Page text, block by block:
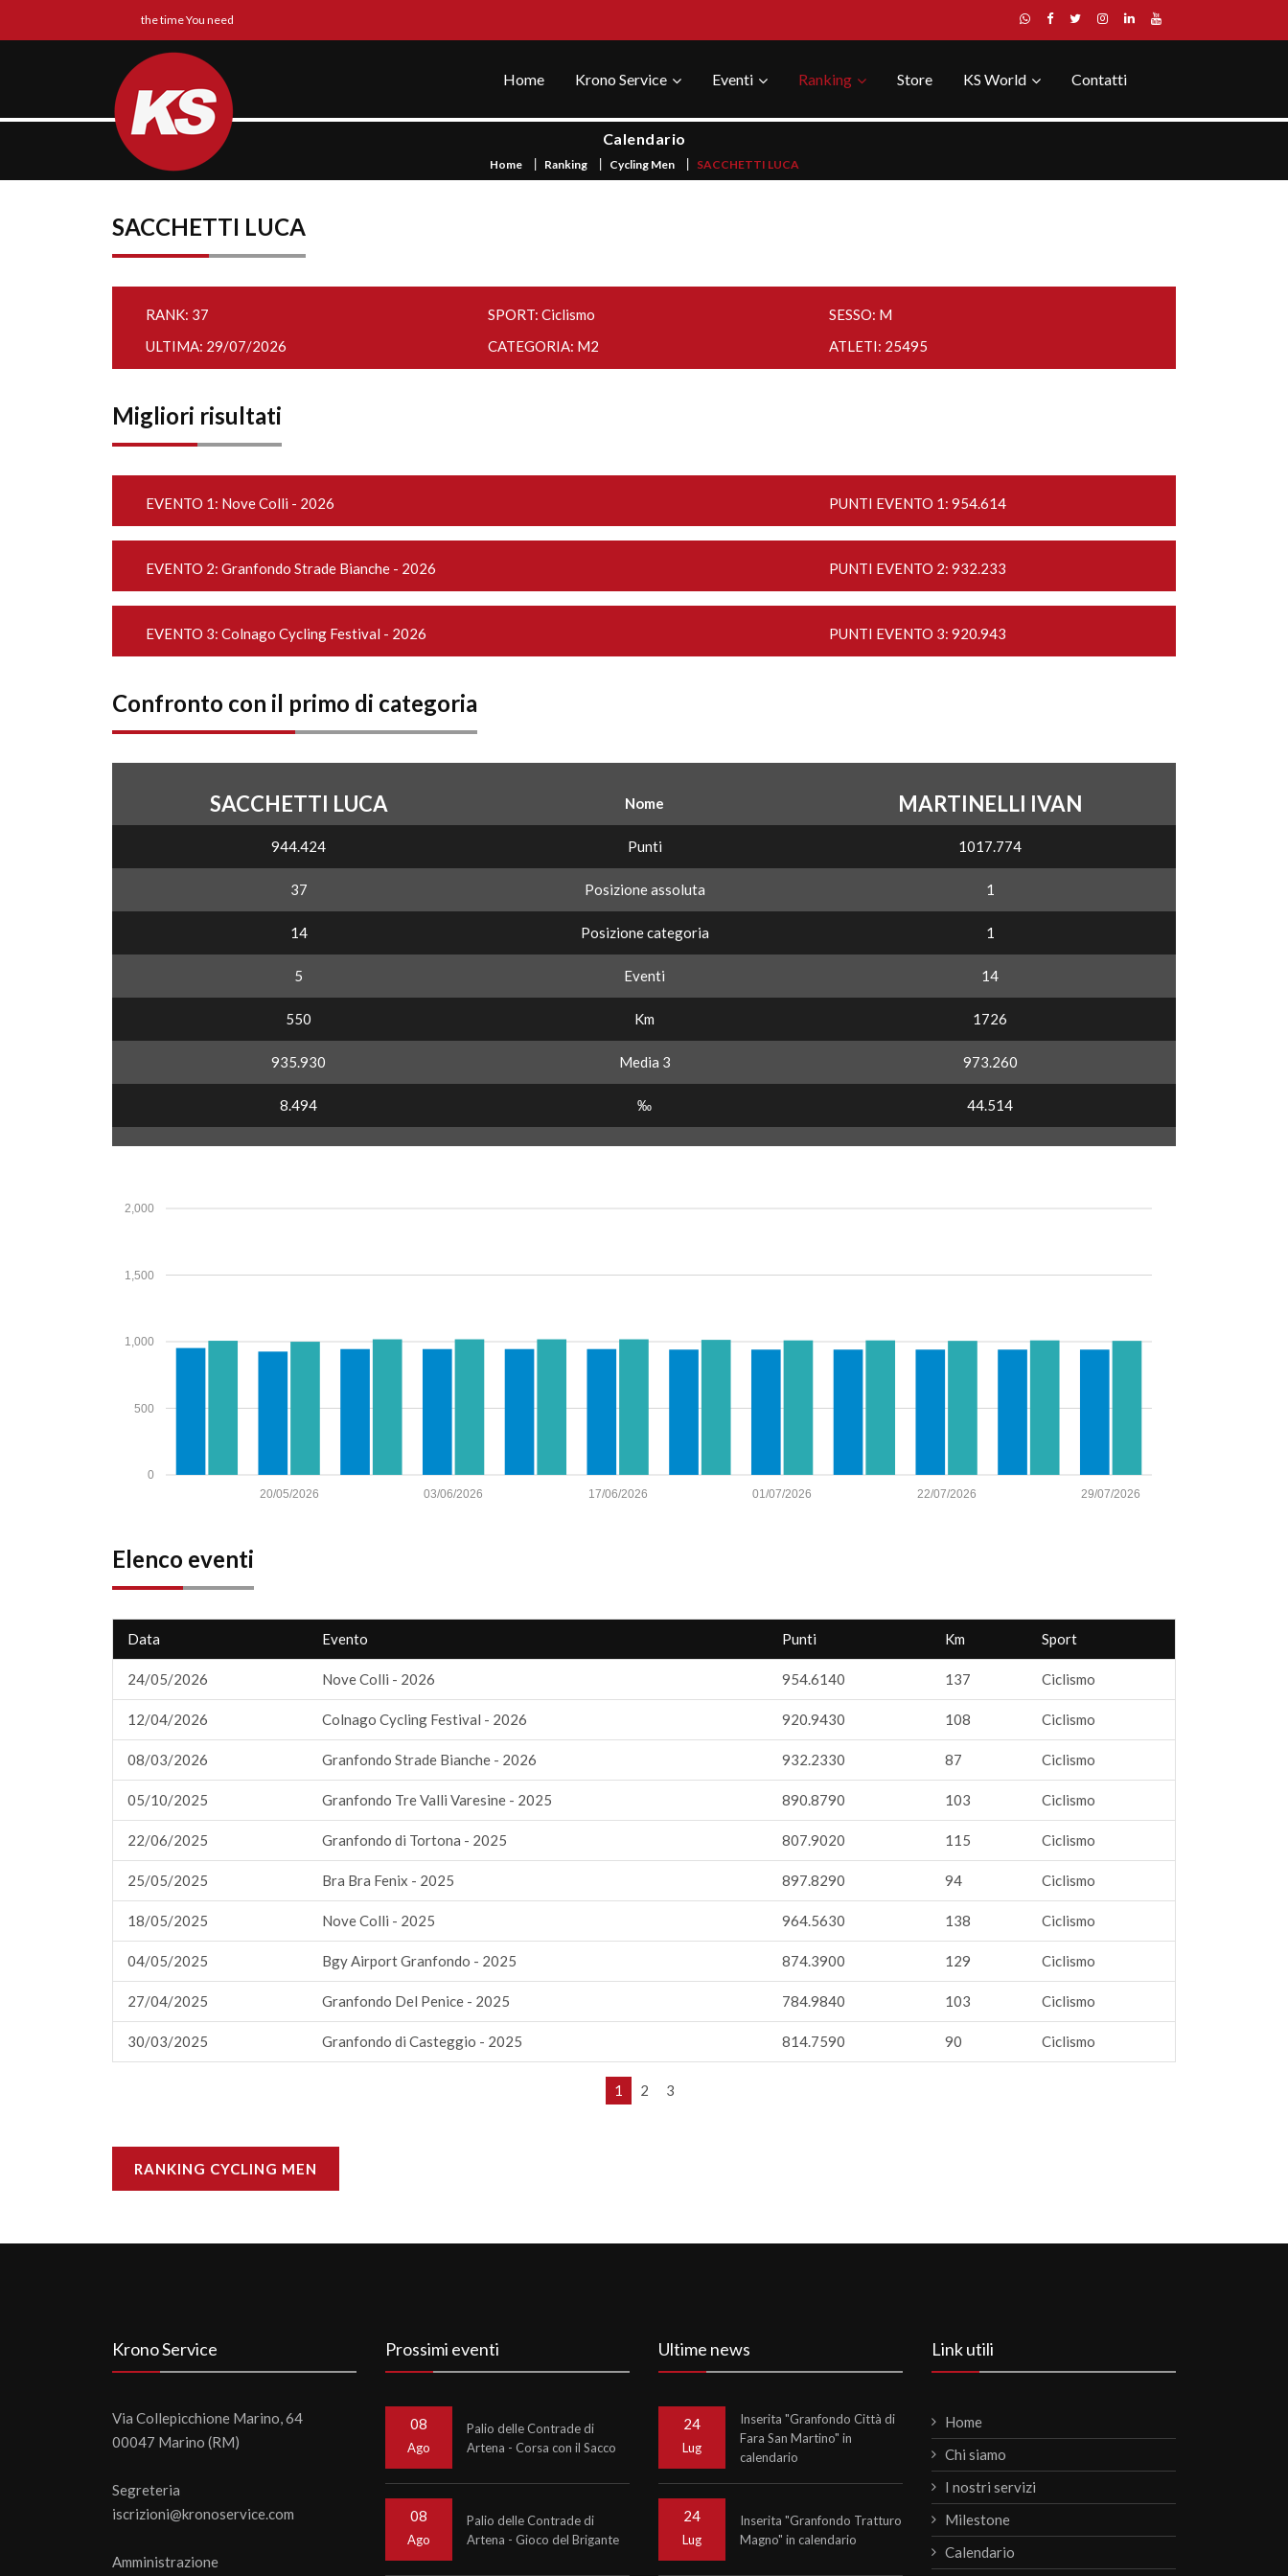
the time You need
Home Krono Service Eventi Ranking Store KS World Contatti
Calendario
Home Ranking Cycling Men SACCHETTI LUCA
SACCHETTI LUCA
RANK: 37 SPORT: Ciclismo
SESSO: M
ULTIMA: 29/07/2026
CATEGORIA: M2 ATLETI: 25495
Migliori risultati
EVENTO 1: Nove Colli - 2026 PUNTI EVENTO 1: 954.614
EVENTO 2: Granfondo Strade Bianche - 2026 PUNTI EVENTO 2: 932.233
EVENTO 3: Colnago Cycling Festival - 2026 PUNTI EVENTO 3: 920.943
Confronto con il primo di categoria
SACCHETTI LUCA Nome MARTINELLI IVAN
944.424 Punti 1017.774
37 Posizione assoluta 1
14 Posizione categoria 1
5 Eventi 14
550 Km 1726
935.930 Media 3 973.260
8.494 ‰ 44.514
0
500
1,000
1,500
2,000
29/07/2026
22/07/2026
01/07/2026
17/06/2026
03/06/2026
20/05/2026
Elenco eventi
Data Evento Punti Km Sport
24/05/2026 Nove Colli - 2026 954.6140 137 Ciclismo
12/04/2026 Colnago Cycling Festival - 2026 920.9430 108 Ciclismo
08/03/2026 Granfondo Strade Bianche - 2026 932.2330 87 Ciclismo
05/10/2025 Granfondo Tre Valli Varesine - 2025 890.8790 103 Ciclismo
22/06/2025 Granfondo di Tortona - 2025 807.9020 115 Ciclismo
25/05/2025 Bra Bra Fenix - 2025 897.8290 94 Ciclismo
18/05/2025 Nove Colli - 2025 964.5630 138 Ciclismo
04/05/2025 Bgy Airport Granfondo - 2025 874.3900 129 Ciclismo
27/04/2025 Granfondo Del Penice - 2025 784.9840 103 Ciclismo
30/03/2025 Granfondo di Casteggio - 2025 814.7590 90 Ciclismo
1 2 3
RANKING CYCLING MEN
Krono Service
Via Collepicchione Marino, 64
00047 Marino (RM)
Segreteria
iscrizioni@kronoservice.com
Amministrazione
Prossimi eventi
08
Ago
Palio delle Contrade di
Artena - Corsa con il Sacco
08
Ago
Palio delle Contrade di
Artena - Gioco del Brigante
Ultime news
24
Lug
Inserita "Granfondo Città di
Fara San Martino" in
calendario
24
Lug
Inserita "Granfondo Tratturo
Magno" in calendario
Link utili
Home
Chi siamo
I nostri servizi
Milestone
Calendario